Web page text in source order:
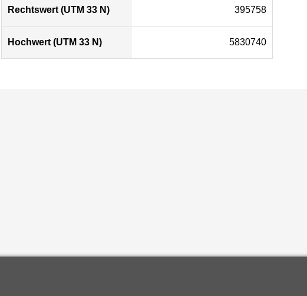
Rechtswert (UTM 33 N) 395758
Hochwert (UTM 33 N) 5830740